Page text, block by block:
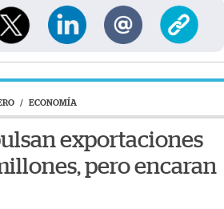
/ ECONOMÍA
exportaciones
pero encaran